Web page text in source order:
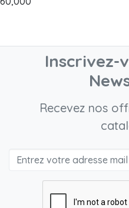
Inscrivez-
Recevez nos